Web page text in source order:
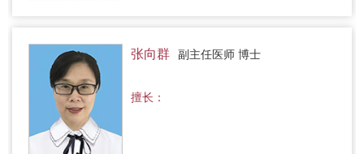
张向群 副主任医师 博士
擅长：